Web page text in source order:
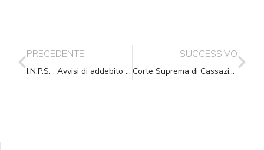
PRECEDENTE
I.N.P.S. : Avvisi di addebito – Nebbia sul procedimento notificatorio
SUCCESSIVO
Corte Suprema di Cassazione. civ. Sez. lavoro, Sentenza, 07-02-2014, n. 2837